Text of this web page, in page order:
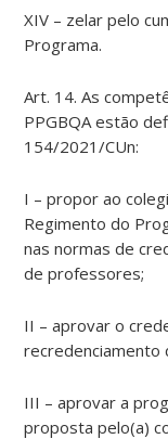
XIV – zelar pelo
Programa.
Art. 14. As
PPGBQA estão
154/2021/CUn:
I – propor ao
Regimento do
nas normas de
de professores;
II – aprovar o
recredenciamento
III – aprovar a
proposta pelo(a)